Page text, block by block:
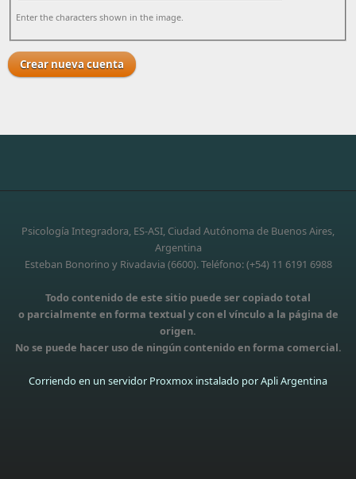
Enter the characters shown in the image.
Psicología Integradora, ES-ASI, Ciudad Autónoma de Buenos Aires,
Argentina
Esteban Bonorino y Rivadavia (6600). Teléfono: (+54) 11 6191 6988
Todo contenido de este sitio puede ser copiado total
o parcialmente en forma textual y con el vínculo a la página de
origen.
No se puede hacer uso de ningún contenido en forma comercial.
Corriendo en un servidor Proxmox instalado por Apli Argentina